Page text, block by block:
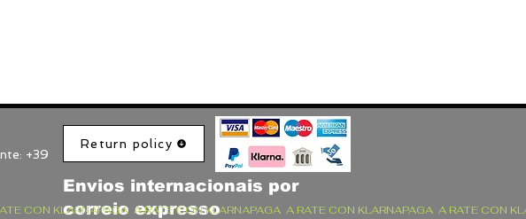
+39
Return policy
Envios internacionais por
correio expresso